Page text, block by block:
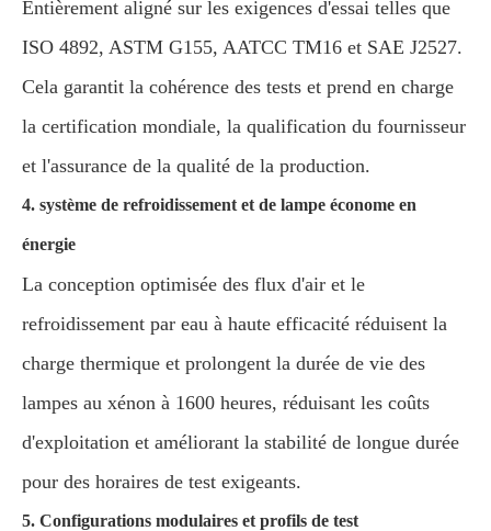
Entièrement aligné sur les exigences d'essai telles que
ISO 4892, ASTM G155, AATCC TM16 et SAE J2527.
Cela garantit la cohérence des tests et prend en charge
la certification mondiale, la qualification du fournisseur
et l'assurance de la qualité de la production.
4. système de refroidissement et de lampe économe en
énergie
La conception optimisée des flux d'air et le
refroidissement par eau à haute efficacité réduisent la
charge thermique et prolongent la durée de vie des
lampes au xénon à 1600 heures, réduisant les coûts
d'exploitation et améliorant la stabilité de longue durée
pour des horaires de test exigeants.
5. Configurations modulaires et profils de test